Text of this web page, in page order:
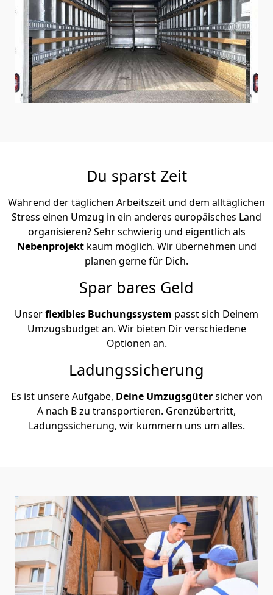
Du sparst Zeit
Während der täglichen Arbeitszeit und dem alltäglichen
Stress einen Umzug in ein anderes europäisches Land
organisieren? Sehr schwierig und eigentlich als
Nebenprojekt kaum möglich. Wir übernehmen und
planen gerne für Dich.
Spar bares Geld
Unserflexibles Buchungssystem passt sich Deinem
Umzugsbudget an. Wir bieten Dir verschiedene
Optionen an.
Ladungssicherung
Es ist unsere Aufgabe, Deine Umzugsgütersicher von
A nach B zu transportieren. Grenzübertritt,
Ladungssicherung, wir kümmern uns um alles.